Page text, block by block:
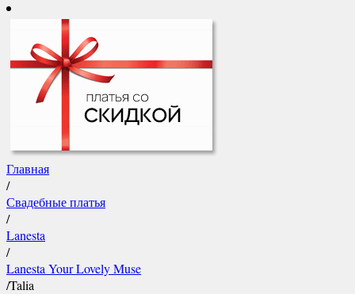
Главная
/
Свадебные платья
/
Lanesta
/
Lanesta Your Lovely Muse
/Talia